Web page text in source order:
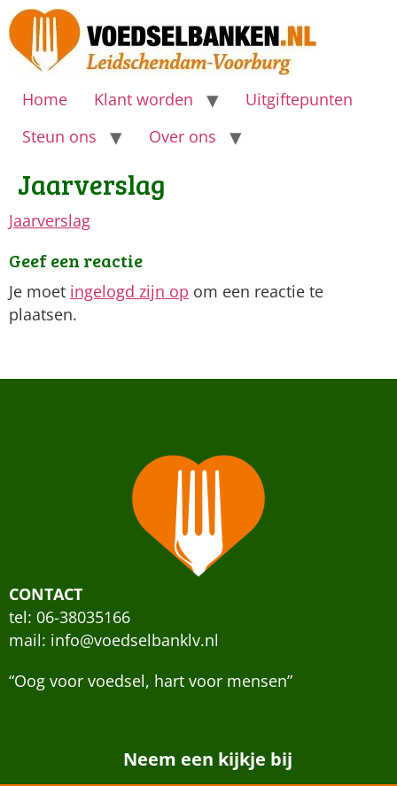
Home Klant worden
Uitgiftepunten
Steun ons
Over ons
Jaarverslag
Jaarverslag
Geef een reactie
Je moet ingelogd zijn op om een reactie te
plaatsen.
CONTACT
tel: 06-38035166
mail: info@voedselbanklv.nl
“Oog voor voedsel, hart voor mensen”
Neem een kijkje bij